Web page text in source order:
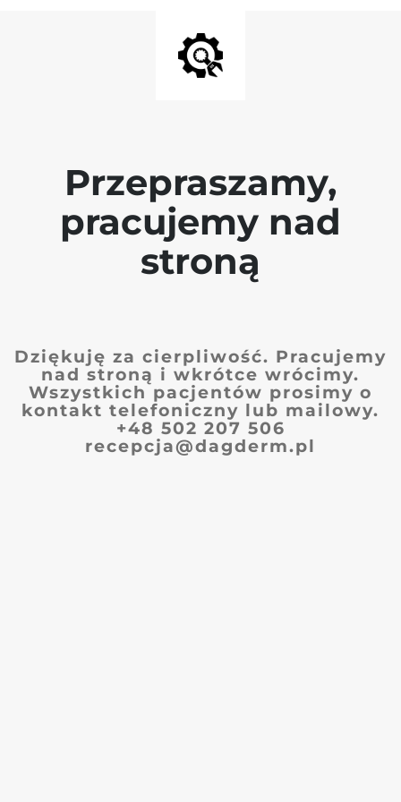
Przepraszamy,
pracujemy nad
stroną
Dziękuję za cierpliwość. Pracujemy
nad stroną i wkrótce wrócimy.
Wszystkich pacjentów prosimy o
kontakt telefoniczny lub mailowy.
+48 502 207 506
recepcja@dagderm.pl